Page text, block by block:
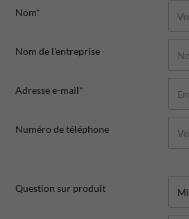
Nom*
Nom de l'entreprise
Adresse e-mail*
Numéro de téléphone
Question sur produit